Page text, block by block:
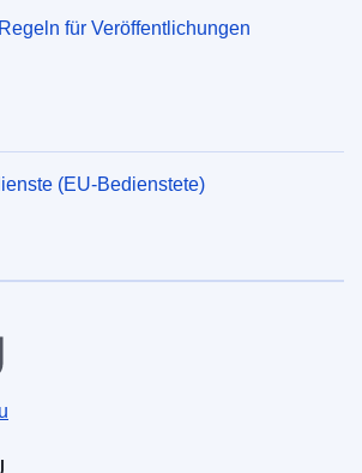
für Veröffentlichungen
(EU-Bedienstete)